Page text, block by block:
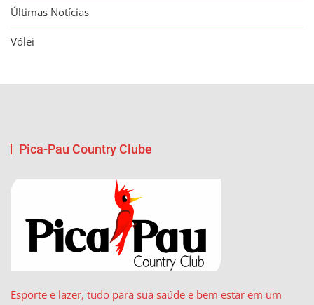
Últimas Notícias
Vólei
Pica-Pau Country Clube
Esporte e lazer, tudo para sua saúde e bem estar em um